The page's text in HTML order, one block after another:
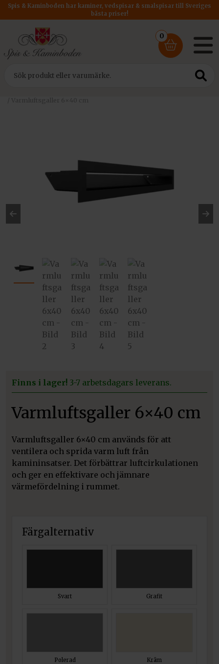
Spis & Kaminboden har kaminer, vedspisar & smalspisar till Sveriges
bästa priser!
0
Finns i lager! 3-7 arbetsdagars leverans.
Varmluftsgaller 6×40 cm
Varmluftsgaller 6×40 cm används för att
ventilera och sprida varm luft från
kamininsatser. Det förbättrar luftcirkulationen
och ger en effektivare och jämnare
värmefördelning i rummet.
Färgalternativ
Svart Grafit
Polerad Kräm